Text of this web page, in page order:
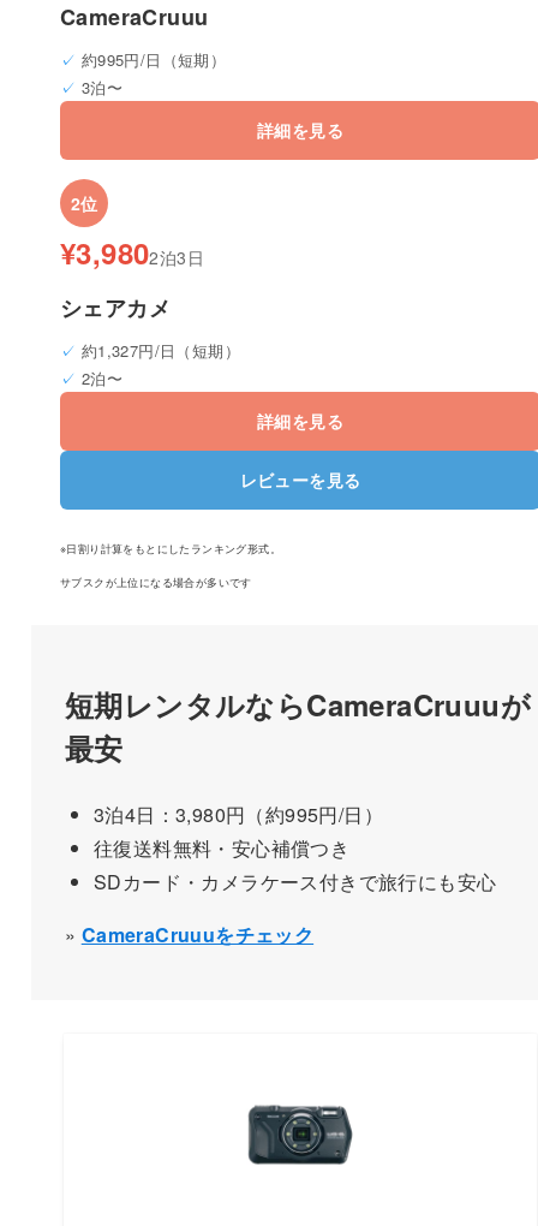
CameraCruuu
約995円/日（短期）
3泊〜
詳細を見る
2位
¥3,9802泊3日
シェアカメ
約1,327円/日（短期）
2泊〜
詳細を見る
レビューを見る
※日割り計算をもとにしたランキング形式。
サブスクが上位になる場合が多いです
短期レンタルならCameraCruuuが
最安
3泊4日：3,980円（約995円/日）
往復送料無料・安心補償つき
SDカード・カメラケース付きで旅行にも安心
» CameraCruuuをチェック